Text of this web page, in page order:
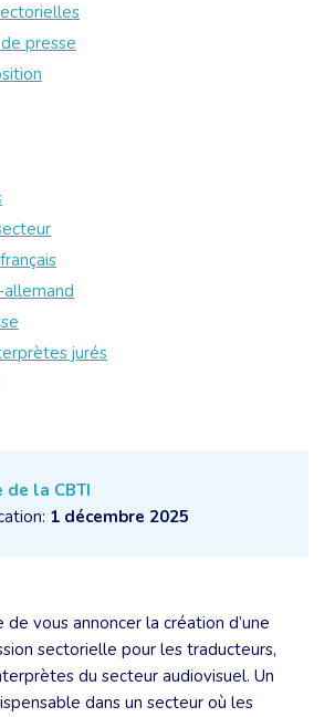
de la CBTI
1 décembre 2025
vous annoncer la création d’une
sectorielle pour les traducteurs,
du secteur audiovisuel. Un
dans un secteur où les
presse
allemand
jurés